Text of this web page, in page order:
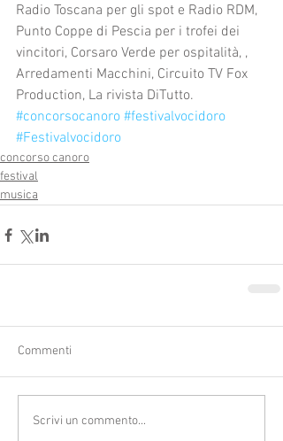
Radio Toscana per gli spot e Radio RDM,
Punto Coppe di Pescia per i trofei dei
vincitori, Corsaro Verde per ospitalità, ,
Arredamenti Macchini, Circuito TV Fox
Production, La rivista DiTutto.
#concorsocanoro #festivalvocidoro
#Festivalvocidoro
concorso canoro
festival
musica
Commenti
Scrivi un commento...